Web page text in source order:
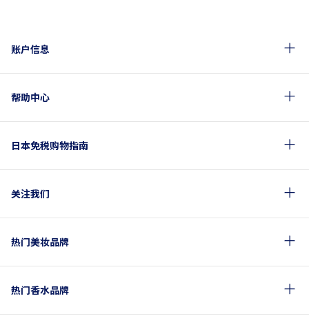
账户信息
帮助中心
日本免税购物指南
关注我们
热门美妆品牌
热门香水品牌